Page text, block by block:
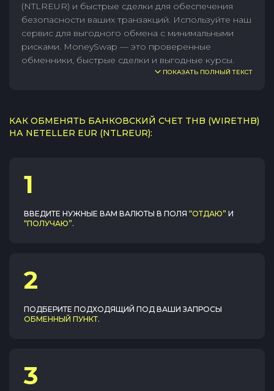
(NTLREUR) и быстрые сделки для обеспечения
безопасности ваших транзакций. Используйте наш
сервис для выгодного обмена с минимальными
рисками. MoneySwap — это проверенные
обменники, быстрые сделки и выгодные курсы.
ПОКАЗАТЬ ПОЛНЫЙ ТЕКСТ
КАК ОБМЕНЯТЬ БАНКОВСКИЙ СЧЕТ THB (WIRETHB)
НА NETELLER EUR (NTLREUR):
1
ВВЕДИТЕ НУЖНЫЕ ВАМ ВАЛЮТЫ В ПОЛЯ “ОТДАЮ” И
“ПОЛУЧАЮ”.
2
ПОДБЕРИТЕ ПОДХОДЯЩИЙ ПОД ВАШИ ЗАПРОСЫ
ОБМЕННЫЙ ПУНКТ.
3